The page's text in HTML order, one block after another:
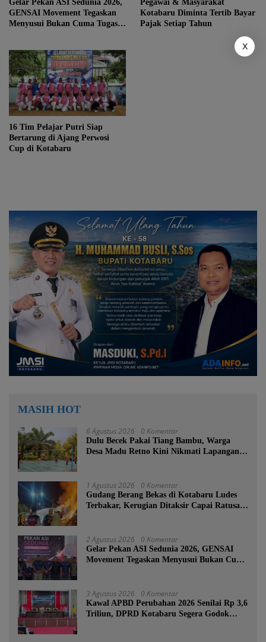
Gelar Pekan ASI Sedunia 2026,
GENSAI Movement Tegaskan
Menyusui Bukan Cuma Tugas
Pegawai & Masyarakat
Kotabaru Diminta Tertib Bayar
Pajak Setiap Tahun
16 Tim Pelajar Putri Siap
Bertarung di Ajang Perwosi
Cup di Kotabaru
MASIH HOT
6 Agustus 2026 0 Komentar
Dulu Becek Pakai Tiang Bambu, Warga
Desa Madu Retno Kini Nikmati Lapangan
1 Agustus 2026 0 Komentar
Gudang Berang Bekas di Kotabaru Ludes
Terbakar, Kerugian Ditaksir Capai Ratusan
2 Agustus 2026 0 Komentar
Gelar Pekan ASI Sedunia 2026, GENSAI
Movement Tegaskan Menyusui Bukan Cuma
3 Agustus 2026 0 Komentar
Kawal APBD Perubahan 2026 Senilai Rp 3,6
Triliun, DPRD Kotabaru Segera Godok
X